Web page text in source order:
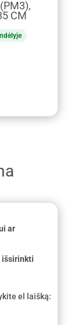
CM
ar
išsirinkti
el laišką: